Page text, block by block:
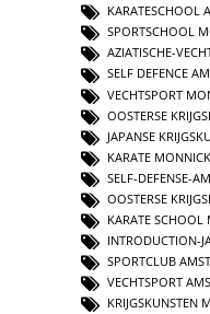
KARATESCHOOL
SPORTSCHOOL
AZIATISCHE-
SELF DEFENCE
VECHTSPORT
OOSTERSE
JAPANSE
KARATE
SELF-DEFENSE-
OOSTERSE
KARATE
INTRODUCTION-
SPORTCLUB
VECHTSPORT
KRIJGSKUNSTEN